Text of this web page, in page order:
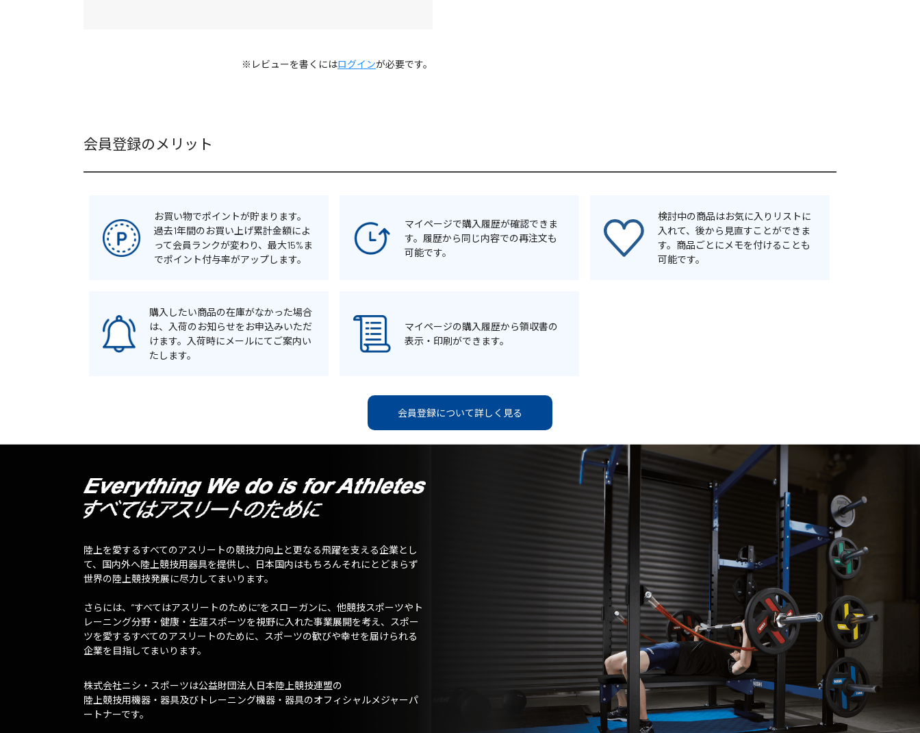
※レビューを書くにはログインが必要です。
会員登録のメリット
お買い物でポイントが貯まります。
過去1年間のお買い上げ累計金額によ
って会員ランクが変わり、最大15%ま
でポイント付与率がアップします。
マイページで購入履歴が確認できま
す。履歴から同じ内容での再注文も
可能です。
検討中の商品はお気に入りリストに
入れて、後から見直すことができま
す。商品ごとにメモを付けることも
可能です。
購入したい商品の在庫がなかった場合
は、入荷のお知らせをお申込みいただ
けます。入荷時にメールにてご案内い
たします。
マイページの購入履歴から領収書の
表示・印刷ができます。
会員登録について詳しく見る
陸上を愛するすべてのアスリートの競技力向上と更なる飛躍を支える企業とし
て、国内外へ陸上競技用器具を提供し、日本国内はもちろんそれにとどまらず
世界の陸上競技発展に尽力してまいります。
さらには、”すべてはアスリートのために”をスローガンに、他競技スポーツやト
レーニング分野・健康・生涯スポーツを視野に入れた事業展開を考え、スポー
ツを愛するすべてのアスリートのために、スポーツの歓びや幸せを届けられる
企業を目指してまいります。
株式会社ニシ・スポーツは公益財団法人日本陸上競技連盟の
陸上競技用機器・器具及びトレーニング機器・器具のオフィシャルメジャーパ
ートナーです。